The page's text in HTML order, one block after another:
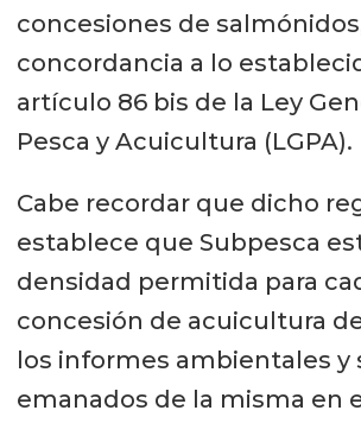
concesiones de
concordancia a lo
artículo 86 bis de la Ley
Pesca y Acuicultura (LGPA).
Cabe recordar que dicho
establece que Subpesca
densidad permitida para
concesión de acuicultura
los informes ambientales y
emanados de la misma en